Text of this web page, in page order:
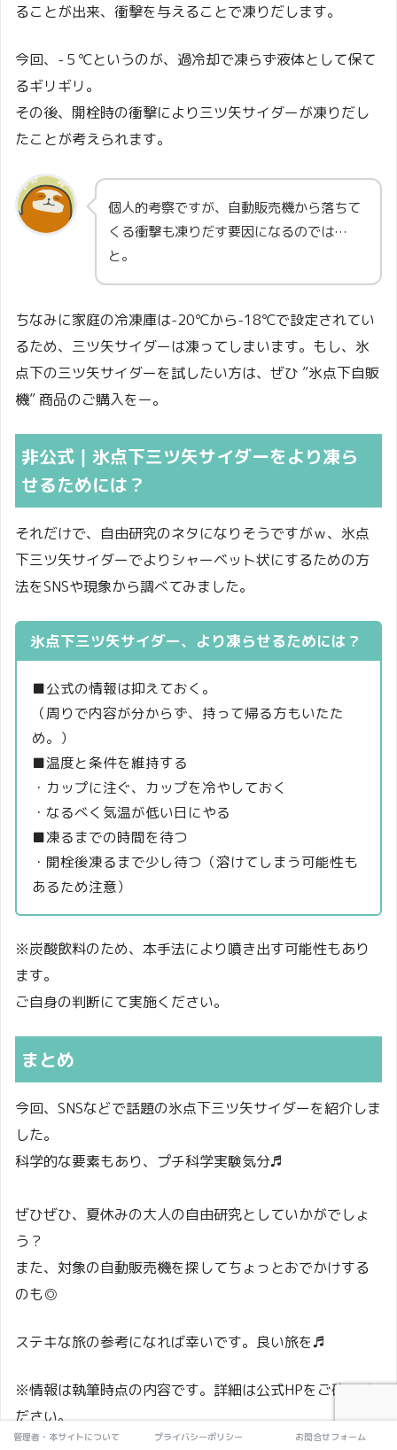
ることが出来、衝撃を与えることで凍りだします。
今回、-５℃というのが、過冷却で凍らず液体として保て
るギリギリ。
その後、開栓時の衝撃により三ツ矢サイダーが凍りだし
たことが考えられます。
個人的考察ですが、自動販売機から落ちて
くる衝撃も凍りだす要因になるのでは…
と。
ちなみに家庭の冷凍庫は-20℃から-18℃で設定されてい
るため、三ツ矢サイダーは凍ってしまいます。もし、氷
点下の三ツ矢サイダーを試したい方は、ぜひ ”氷点下自販
機” 商品のご購入をー。
非公式｜氷点下三ツ矢サイダーをより凍ら
せるためには？
それだけで、自由研究のネタになりそうですがｗ、氷点
下三ツ矢サイダーでよりシャーベット状にするための方
法をSNSや現象から調べてみました。
氷点下三ツ矢サイダー、より凍らせるためには？
■公式の情報は抑えておく。
（周りで内容が分からず、持って帰る方もいたた
め。）
■温度と条件を維持する
・カップに注ぐ、カップを冷やしておく
・なるべく気温が低い日にやる
■凍るまでの時間を待つ
・開栓後凍るまで少し待つ（溶けてしまう可能性も
あるため注意）
※炭酸飲料のため、本手法により噴き出す可能性もあり
ます。
ご自身の判断にて実施ください。
まとめ
今回、SNSなどで話題の氷点下三ツ矢サイダーを紹介しま
した。
科学的な要素もあり、プチ科学実験気分♬
ぜひぜひ、夏休みの大人の自由研究としていかがでしょ
う？
また、対象の自動販売機を探してちょっとおでかけする
のも◎
ステキな旅の参考になれば幸いです。良い旅を♬
※情報は執筆時点の内容です。詳細は公式HPをご確認く
ださい。
管理者・本サイトについて プライバシーポリシー お問合せフォーム